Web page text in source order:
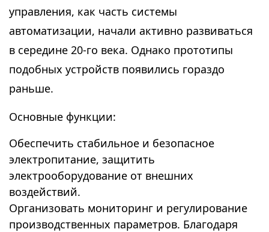
управления, как часть системы
автоматизации, начали активно развиваться
в середине 20-го века. Однако прототипы
подобных устройств появились гораздо
раньше.
Основные функции:
Обеспечить стабильное и безопасное
электропитание, защитить
электрооборудование от внешних
воздействий.
Организовать мониторинг и регулирование
производственных параметров. Благодаря